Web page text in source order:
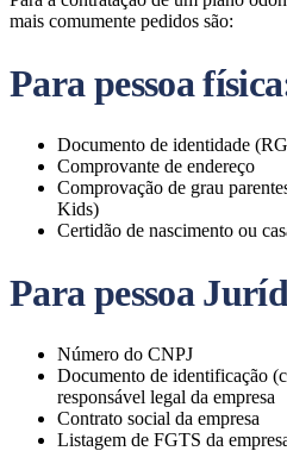
mais comumente pedidos são:
Para pessoa
Documento de identidade
Comprovante de endereço
Comprovação de grau
Kids)
Certidão de nascimento ou
Para pessoa
Número do CNPJ
Documento de identificação
responsável legal da empresa
Contrato social da empresa
Listagem de FGTS da